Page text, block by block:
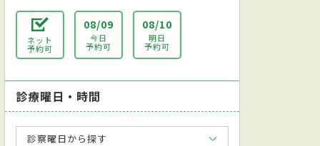
ネット
予約可
08/09
今日
予約可
08/10
明日
予約可
診療曜日・時間
診察曜日から探す